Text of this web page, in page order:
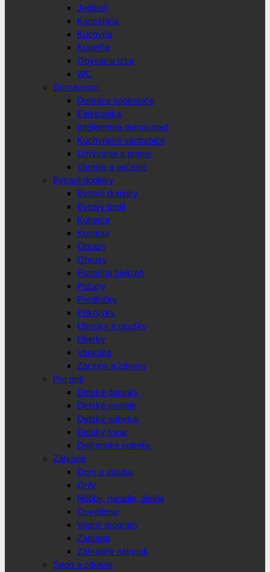
Jedáleň
Kancelária
Kuchyňa
Kúpeľňa
Obývacia izba
WC
Domácnosť
Domáce spotrebiče
Elektronika
Inteligentná domácnosť
Kuchynské spotrebiče
Umývanie a pranie
Varenie a pečenie
Bytové doplnky
Bytové doplnky
Bytový textil
Koberce
Kovania
Obrazy
Obrusy
Posteľná bielizeň
Poťahy
Predložky
Prikrývky
Uteráky a osušky
Utierky
Vankúše
Záclony a závesy
Pre deti
Detské doplnky
Detské postele
Detský nábytok
Detský tovar
Dojčenské potreby
Záhrada
Dom a stavba
Grily
Hobby, náradie, dielňa
Osvetlenie
Vodný program
Záhrada
Záhradný nábytok
Šport a zdravie